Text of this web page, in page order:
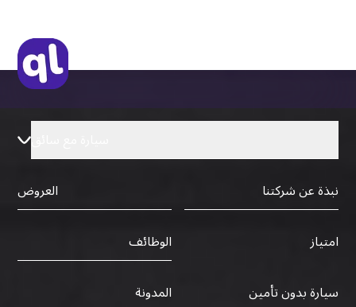
نبذة عن شركتنا
العروض
امتياز
الوظائف
سيارة بدون تأمين
المدونة